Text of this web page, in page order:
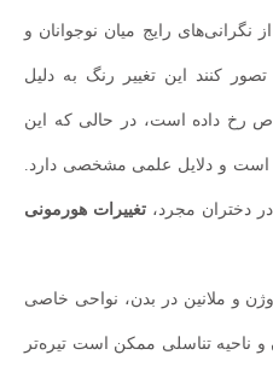
رایج میان نوجوانان و
کنند این تغییر رنگ به دلیل
رخ داده است، در حالی که این
است و دلایل علمی مشخصی دارد.
دختران مجرد، تغییرات هورمونی
و ملانین در بدن، نواحی خاصی
و ناحیه تناسلی ممکن است تیره‌تر